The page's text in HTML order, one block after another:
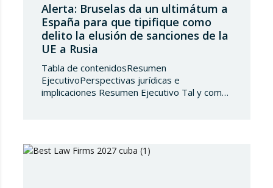
Alerta: Bruselas da un ultimátum a
España para que tipifique como
delito la elusión de sanciones de la
UE a Rusia
Tabla de contenidosResumen
EjecutivoPerspectivas jurídicas e
implicaciones Resumen Ejecutivo Tal y como
de las medidas restrictivas adoptadas por la